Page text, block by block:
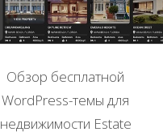
Обзор бесплатной
WordPress-темы для
недвижимости Estate